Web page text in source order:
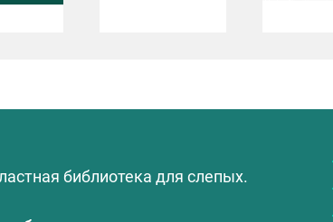
библиотека для слепых.